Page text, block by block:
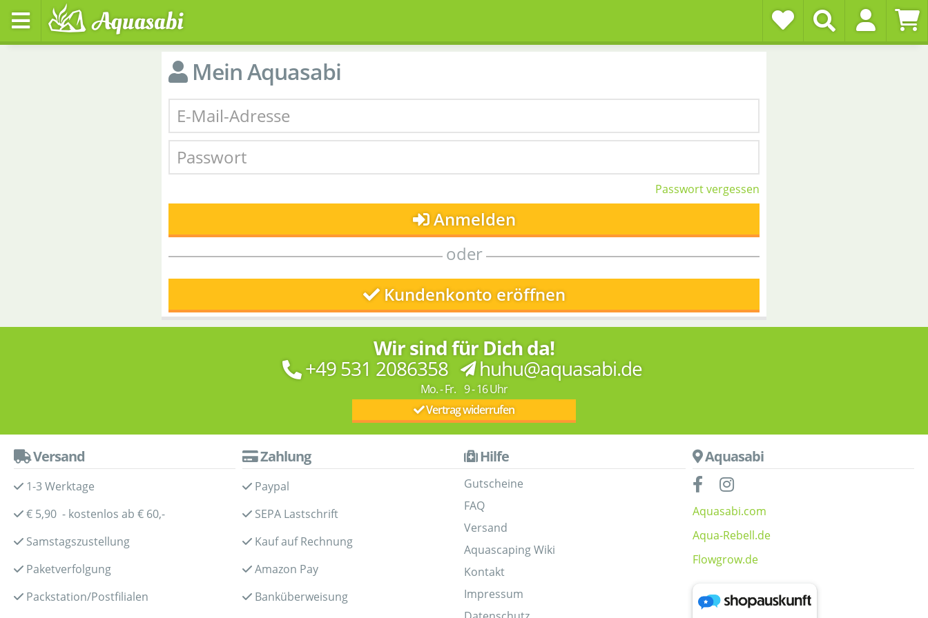
Mein Aquasabi
Passwort vergessen
Anmelden
oder
Kundenkonto eröffnen
Wir sind für Dich da!
+49 531 2086358 huhu@aquasabi.de
Mo. - Fr. 9 - 16 Uhr
Vertrag widerrufen
Versand
1-3 Werktage
€ 5,90 - kostenlos ab € 60,-
Samstagszustellung
Paketverfolgung
Packstation/Postfilialen
Zahlung
Paypal
SEPA Lastschrift
Kauf auf Rechnung
Amazon Pay
Banküberweisung
Hilfe
Gutscheine
FAQ
Versand
Aquascaping Wiki
Kontakt
Impressum
Aquasabi
Aquasabi.com
Aqua-Rebell.de
Flowgrow.de